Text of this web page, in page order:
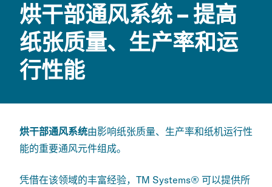
烘干部通风系统 – 提高
纸张质量、生产率和运
行性能
烘干部通风系统由影响纸张质量、生产率和纸机运行性
能的重要通风元件组成。
凭借在该领域的丰富经验，TM Systems® 可以提供所